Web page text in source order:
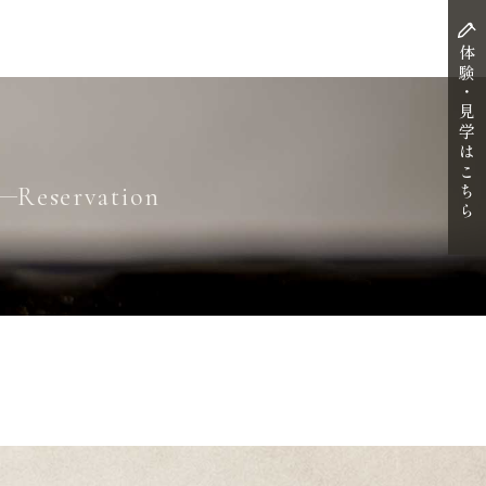
体験・見学はこちら
Reservation